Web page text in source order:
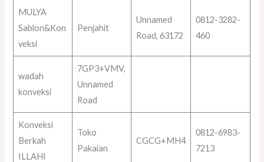
MULYA
Sablon&Kon
veksi
Penjahit
Unnamed
Road, 63172
0812-3282-
460
wadah
konveksi
7GP3+VMV,
Unnamed
Road
Konveksi
Berkah
ILLAHI
Toko
Pakaian
CGCG+MH4
0812-6983-
7213